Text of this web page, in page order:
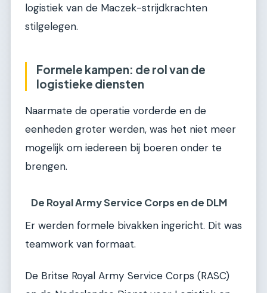
logistiek van de Maczek-strijdkrachten
stilgelegen.
Formele kampen: de rol van de
logistieke diensten
Naarmate de operatie vorderde en de
eenheden groter werden, was het niet meer
mogelijk om iedereen bij boeren onder te
brengen.
De Royal Army Service Corps en de DLM
Er werden formele bivakken ingericht. Dit was
teamwork van formaat.
De Britse Royal Army Service Corps (RASC)